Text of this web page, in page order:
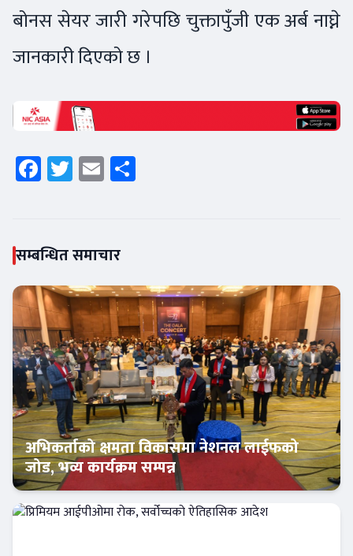
बोनस सेयर जारी गरेपछि चुक्तापुँजी एक अर्ब नाघ्ने
जानकारी दिएको छ ।
Facebook
Twitter
Email
सम्बन्धित समाचार
इन्स्योरेन्स
अभिकर्ताको क्षमता विकासमा नेशनल लाईफको
जोड, भव्य कार्यक्रम सम्पन्न